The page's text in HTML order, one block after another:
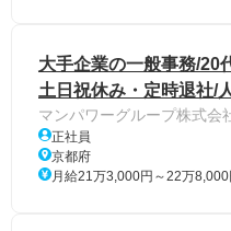
大手企業の一般事務/20
土日祝休み・定時退社/
マンパワーグループ株式会
正社員
京都府
月給21万3,000円～22万8,000